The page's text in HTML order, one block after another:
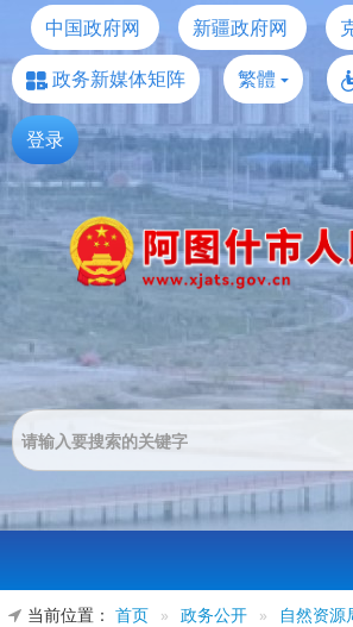
中国政府网 新疆政府网
政务新媒体矩阵
繁體
登录
当前位置： 首页 » 政务公开 » 自然资源